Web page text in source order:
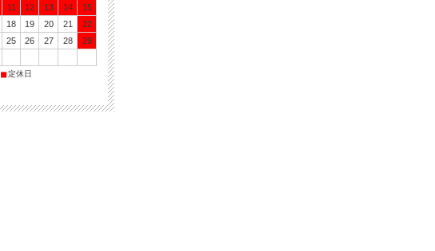
11 12 13 14
15
18 19 20 21
22
25 26 27 28
29
■定休日